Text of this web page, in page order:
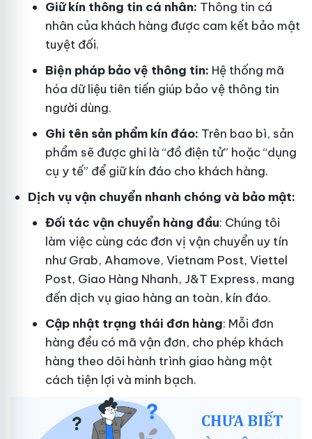
Giữ kín thông tin cá nhân: Thông tin cá
nhân của khách hàng được cam kết bảo mật
tuyệt đối.
Biện pháp bảo vệ thông tin: Hệ thống mã
hóa dữ liệu tiên tiến giúp bảo vệ thông tin
người dùng.
Ghi tên sản phẩm kín đáo: Trên bao bì, sản
phẩm sẽ được ghi là “đồ điện tử” hoặc “dụng
cụ y tế” để giữ kín đáo cho khách hàng.
Dịch vụ vận chuyển nhanh chóng và bảo mật:
Đối tác vận chuyển hàng đầu: Chúng tôi
làm việc cùng các đơn vị vận chuyển uy tín
như Grab, Ahamove, Vietnam Post, Viettel
Post, Giao Hàng Nhanh, J&T Express, mang
đến dịch vụ giao hàng an toàn, kín đáo.
Cập nhật trạng thái đơn hàng: Mỗi đơn
hàng đều có mã vận đơn, cho phép khách
hàng theo dõi hành trình giao hàng một
cách tiện lợi và minh bạch.